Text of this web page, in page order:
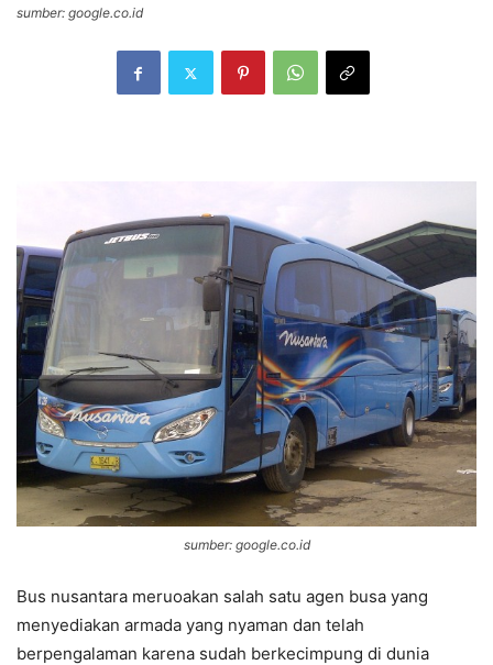
sumber: google.co.id
sumber: google.co.id
Bus nusantara meruoakan salah satu agen busa yang
menyediakan armada yang nyaman dan telah
berpengalaman karena sudah berkecimpung di dunia